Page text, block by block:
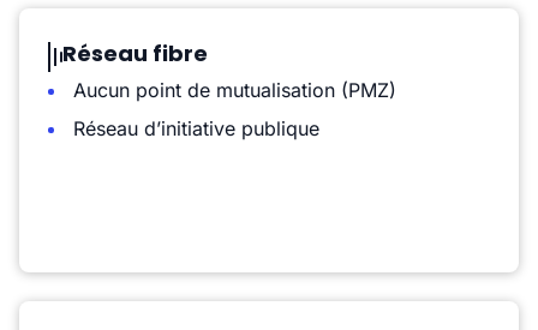
Réseau fibre
Aucun point de mutualisation (PMZ)
Réseau d’initiative publique